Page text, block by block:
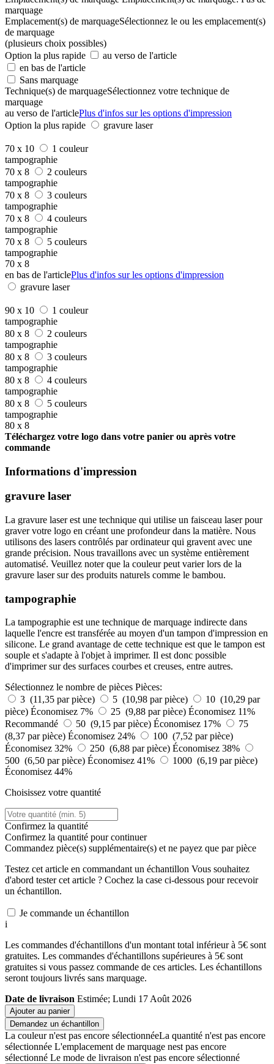
marquage
Emplacement(s) de marquageSélectionnez le ou les emplacement(s)
de marquage
(plusieurs choix possibles)
Option la plus rapide
au verso de l'article
en bas de l'article
Sans marquage
Technique(s) de marquageSélectionnez votre technique de
marquage
au verso de l'articlePlus d'infos sur les options d'impression
Option la plus rapide
gravure laser
70 x 10
1 couleur
tampographie
70 x 8
2 couleurs
tampographie
70 x 8
3 couleurs
tampographie
70 x 8
4 couleurs
tampographie
70 x 8
5 couleurs
tampographie
70 x 8
en bas de l'articlePlus d'infos sur les options d'impression
gravure laser
90 x 10
1 couleur
tampographie
80 x 8
2 couleurs
tampographie
80 x 8
3 couleurs
tampographie
80 x 8
4 couleurs
tampographie
80 x 8
5 couleurs
tampographie
80 x 8
Téléchargez votre logo dans votre panier ou après votre
commande
Informations d'impression
gravure laser
La gravure laser est une technique qui utilise un faisceau laser pour
graver votre logo en créant une profondeur dans la matière. Nous
utilisons des lasers contrôlés par ordinateur qui gravent avec une
grande précision. Nous travaillons avec un système entièrement
automatisé. Veuillez noter que la couleur peut varier lors de la
gravure laser sur des produits naturels comme le bambou.
tampographie
La tampographie est une technique de marquage indirecte dans
laquelle l'encre est transférée au moyen d'un tampon d'impression en
silicone. Le grand avantage de cette technique est que le tampon est
souple et s'adapte à l'objet à imprimer. Il est donc possible
d'imprimer sur des surfaces courbes et creuses, entre autres.
Sélectionnez le nombre de pièces Pièces:
3 (11,35 par pièce)
5 (10,98 par pièce)
10 (10,29 par
pièce) Économisez 7% 25 (9,88 par pièce) Économisez 11%
Recommandé
50 (9,15 par pièce) Économisez 17%
75
(8,37 par pièce) Économisez 24%
100 (7,52 par pièce)
Économisez 32%
250 (6,88 par pièce) Économisez 38%
500 (6,50 par pièce) Économisez 41%
1000 (6,19 par pièce)
Économisez 44%
Choisissez votre quantité
Confirmez la quantité
Confirmez la quantité pour continuer
Commandez pièce(s) supplémentaire(s) et ne payez que par pièce
Testez cet article en commandant un échantillon Vous souhaitez
d'abord tester cet article ? Cochez la case ci-dessous pour recevoir
un échantillon.
Je commande un échantillon
i
Les commandes d'échantillons d'un montant total inférieur à 5€ sont
gratuites. Les commandes d'échantillons supérieures à 5€ sont
gratuites si vous passez commande de ces articles. Les échantillons
seront toujours livrés sans marquage.
Date de livraison Estimée; Lundi 17 Août 2026
Ajouter au panier
Demandez un échantillon
La couleur n'est pas encore sélectionnéeLa quantité n'est pas encore
sélectionnée L'emplacement de marquage nest pas encore
sélectionné Le mode de livraison n'est pas encore sélectionné